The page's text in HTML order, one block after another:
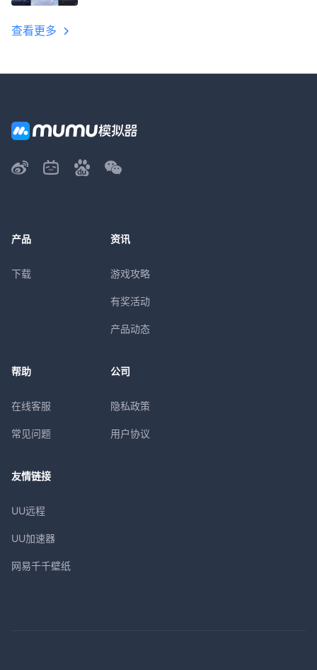
查看更多
产品
下载
资讯
游戏攻略
有奖活动
产品动态
帮助
在线客服
常见问题
公司
隐私政策
用户协议
友情链接
UU远程
UU加速器
网易千千壁纸